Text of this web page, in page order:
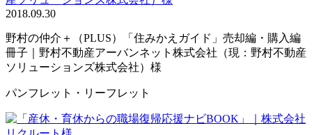
2018.09.30
野村の仲介＋（PLUS）「住みかえガイド」売却編・購入編
冊子｜野村不動産アーバンネット株式会社（現：野村不動産
ソリューションズ株式会社）様
パンフレット・リーフレット